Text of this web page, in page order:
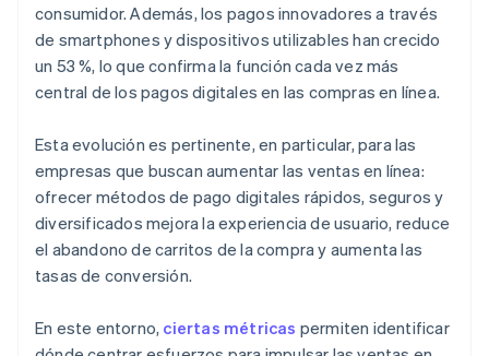
consumidor. Además, los pagos innovadores a través
de smartphones y dispositivos utilizables han crecido
un 53 %, lo que confirma la función cada vez más
central de los pagos digitales en las compras en línea.
Esta evolución es pertinente, en particular, para las
empresas que buscan aumentar las ventas en línea:
ofrecer métodos de pago digitales rápidos, seguros y
diversificados mejora la experiencia de usuario, reduce
el abandono de carritos de la compra y aumenta las
tasas de conversión.
En este entorno, ciertas métricas permiten identificar